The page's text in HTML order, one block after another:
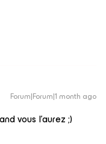
Forum|Forum|1 month ago
vous l’aurez ;)